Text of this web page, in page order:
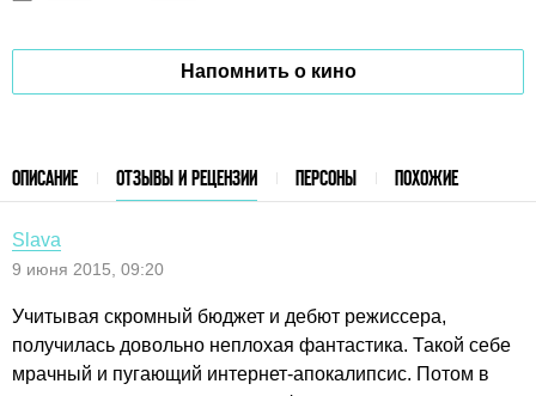
Напомнить о кино
ОПИСАНИЕ ОТЗЫВЫ И РЕЦЕНЗИИ ПЕРСОНЫ ПОХОЖИЕ
Slava
9 июня 2015, 09:20
Учитывая скромный бюджет и дебют режиссера,
получилась довольно неплохая фантастика. Такой себе
мрачный и пугающий интернет-апокалипсис. Потом в